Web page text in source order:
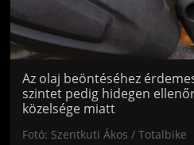
Az olaj beöntéséhez
szintet pedig hidegen
közelsége miatt
Fotó: Szentkuti Ákos / Totalbike